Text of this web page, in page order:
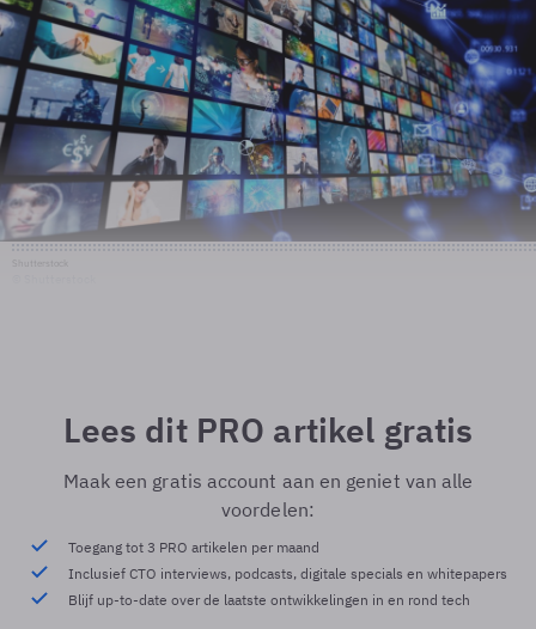
Lees dit PRO artikel gratis
Maak een gratis account aan en geniet van alle
voordelen:
Toegang tot 3 PRO artikelen per maand
Inclusief CTO interviews, podcasts, digitale specials en whitepapers
Blijf up-to-date over de laatste ontwikkelingen in en rond tech